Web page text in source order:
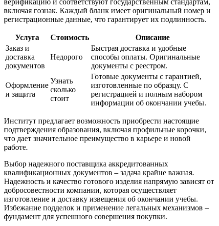
верификацию и соответствуют государственным стандартам,
включая гознак. Каждый бланк имеет оригинальный номер и
регистрационные данные, что гарантирует их подлинность.
Услуга Стоимость
Описание
Заказ и
доставка
документов
Недорого
Быстрая доставка и удобные
способы оплаты. Оригинальные
документы с реестром.
Оформление
и защита
Узнать
сколько
стоит
Готовые документы с гарантией,
изготовленные по образцу. С
регистрацией и полным набором
информации об окончании учебы.
Институт предлагает возможность приобрести настоящие
подтверждения образования, включая профильные корочки,
что дает значительное преимущество в карьере и новой
работе.
Выбор надежного поставщика аккредитованных
квалификационных документов – задача крайне важная.
Надежность и качество готового изделия напрямую зависят от
добросовестности компании, которая осуществляет
изготовление и доставку извещения об окончании учебы.
Избежание подделок и применение легальных механизмов –
фундамент для успешного совершения покупки.